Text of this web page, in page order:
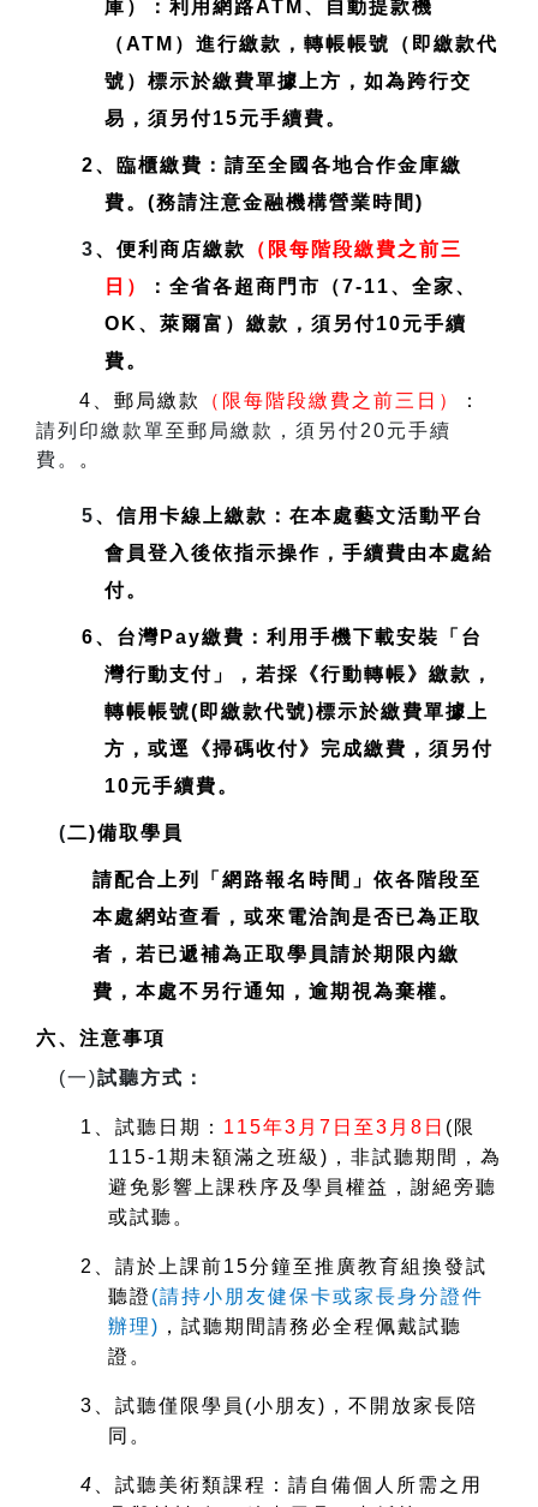
庫）：利用網路ATM、自動提款機
（ATM）進行繳款，轉帳帳號（即繳款代
號）標示於繳費單據上方，如為跨行交
易，須另付15元手續費。
2、臨櫃繳費：請至全國各地合作金庫繳
費。(務請注意金融機構營業時間)
3、便利商店繳款
（限每階段繳費之前三
日）
：全省各超商門市（7-11、全家、
OK、萊爾富）繳款，須另付10元手續
費。
4、郵局繳款
（限每階段繳費之前三日）
：
請列印繳款單至郵局繳款，須另付20元手續
費。
。
5、信用卡線上繳款：在本處藝文活動平台
會員登入後依指示操作，手續費由本處給
付。
6、台灣Pay繳費：利用手機下載安裝「台
灣行動支付」，若採《行動轉帳》繳款，
轉帳帳號(即繳款代號)標示於繳費單據上
方，或逕《掃碼收付》完成繳費，須另付
10元手續費。
(二)備取學員
請配合上列「網路報名時間」依各階段至
本處網站查看，或來電洽詢是否已為正取
者，若已遞補為正取學員請於期限內繳
費，本處不另行通知，逾期視為棄權。
六、注意事項
(一)試聽方式：
1 、試聽日期： 115年3月7日至3月8日 ( 限
115-1期未額滿之班級)，非試聽期間，為
避免影響上課秩序及學員權益，謝絕旁聽
或試聽。
2
、請於上課前15分鐘至推廣教育組換發試
聽證 (請持小朋友健保卡或家長身分證件
辦理) ，試聽期間請務必全程佩戴試聽
證。
3
、試聽僅限學員(小朋友)，不開放家長陪
同。
4
、試聽美術類課程：請自備個人所需之用